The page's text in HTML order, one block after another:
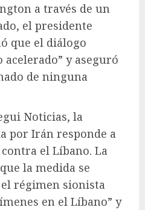
a través de un
el presidente
que el diálogo
y aseguró
de ninguna
Noticias, la
por Irán responde a
el Líbano. La
la medida se
régimen sionista
en el Líbano” y